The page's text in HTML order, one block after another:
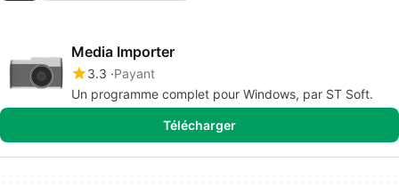
Media Importer
3.3 Payant
Un programme complet pour Windows, par ST Soft.
Télécharger